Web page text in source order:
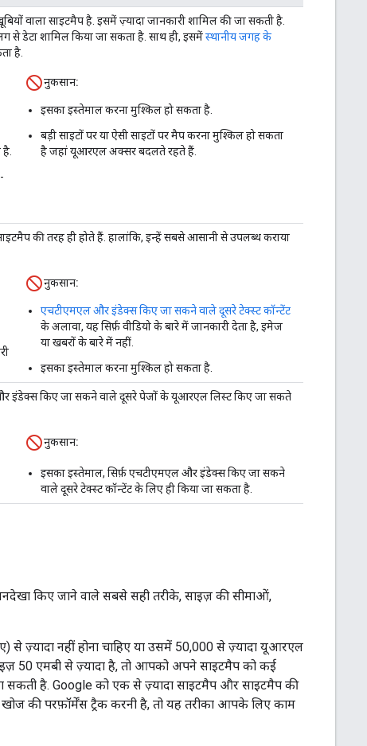
वाला साइटमैप है. इसमें ज़्यादा जानकारी शामिल की जा सकती है.
से डेटा शामिल किया जा सकता है. साथ ही, इसमेंस्थानीय जगह के
है.
नुकसान:
इसका इस्तेमाल करना मुश्किल हो सकता है.
बड़ी साइटों पर या ऐसी साइटों पर मैप करना मुश्किल हो सकता
है जहां यूआरएल अक्सर बदलते रहते हैं.
की तरह ही होते हैं. हालांकि, इन्हें सबसे आसानी से उपलब्ध कराया
नुकसान:
एचटीएमएल और इंडेक्स किए जा सकने वाले दूसरे टेक्स्ट कॉन्टेंट
के अलावा, यह सिर्फ़ वीडियो के बारे में जानकारी देता है, इमेज
या खबरों के बारे में नहीं.
इसका इस्तेमाल करना मुश्किल हो सकता है.
इंडेक्स किए जा सकने वाले दूसरे पेजों के यूआरएल लिस्ट किए जा सकते
नुकसान:
इसका इस्तेमाल, सिर्फ़ एचटीएमएल और इंडेक्स किए जा सकने
वाले दूसरे टेक्स्ट कॉन्टेंट के लिए ही किया जा सकता है.
किए जाने वाले सबसे सही तरीके, साइज़ की सीमाओं,
से ज़्यादा नहीं होना चाहिए या उसमें 50,000 से ज़्यादा यूआरएल
50 एमबी से ज़्यादा है, तो आपको अपने साइटमैप को कई
सकती है. Google को एक से ज़्यादा साइटमैप और साइटमैप की
की परफ़ॉर्मेंस ट्रैक करनी है, तो यह तरीका आपके लिए काम